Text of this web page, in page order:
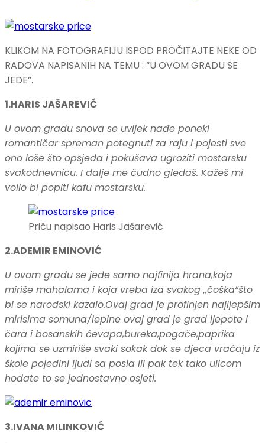
KLIKOM NA FOTOGRAFIJU ISPOD PROČITAJTE NEKE OD
RADOVA NAPISANIH NA TEMU : “U OVOM GRADU SE
JEDE”.
1.HARIS JAŠAREVIĆ
U ovom gradu snova se uvijek nađe poneki
romantičar spreman potegnuti za raju i pojesti sve
ono loše što opsjeda i pokušava ugroziti mostarsku
svakodnevnicu. I dalje me čudno gledaš. Kažeš mi
volio bi popiti kafu mostarsku.
Priču napisao Haris Jašarević
2.ADEMIR EMINOVIĆ
U ovom gradu se jede samo najfinija hrana,koja
miriše mahalama i koja vreba iza svakog „čoška“što
bi se narodski kazalo.Ovaj grad je profinjen najljepšim
mirisima somuna/lepine ovaj grad je grad ljepote i
čara i bosanskih ćevapa,bureka,pogače,paprika
kojima se uzmiriše svaki sokak dok se djeca vraćaju iz
škole pojedini ljudi sa posla ili pak tek tako ulicom
hodate to se jednostavno osjeti.
3.IVANA MILINKOVIĆ